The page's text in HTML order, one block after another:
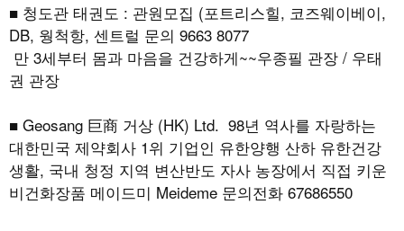
■ 청도관 태권도 : 관원모집 (포트리스힐, 코즈웨이베이,
DB, 웡척항, 센트럴 문의 9663 8077
만 3세부터 몸과 마음을 건강하게~~우종필 관장 / 우태
권 관장
■ Geosang 巨商 거상 (HK) Ltd. 98년 역사를 자랑하는
대한민국 제약회사 1위 기업인 유한양행 산하 유한건강
생활, 국내 청정 지역 변산반도 자사 농장에서 직접 키운
비건화장품 메이드미 Meideme 문의전화 67686550